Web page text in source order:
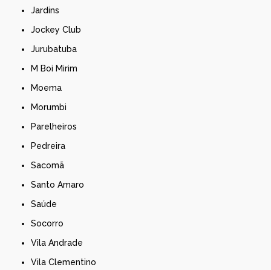
Jardins
Jockey Club
Jurubatuba
M Boi Mirim
Moema
Morumbi
Parelheiros
Pedreira
Sacomã
Santo Amaro
Saúde
Socorro
Vila Andrade
Vila Clementino